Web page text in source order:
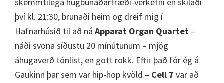
því kl. 21:30, brunaði heim og dreif mig í
Hafnarhúsið til að ná Apparat Organ Quartet –
náði svona síðustu 20 mínútunum – mjög
áhugaverð tónlist, en gott rokk. Eftir það fór ég á
Gaukinn þar sem var hip-hop kvöld – Cell 7 var að